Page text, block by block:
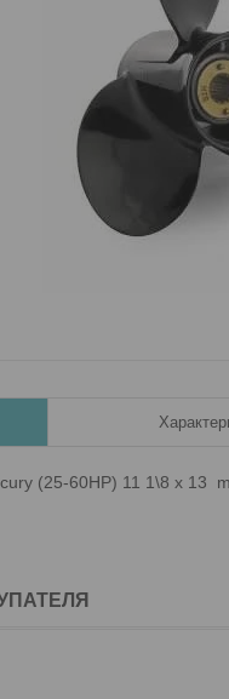
(25-60HP) 11 1\8 х 13